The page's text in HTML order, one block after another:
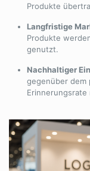
Produkte
Langfristige
Produkte
genutzt.
Nachhaltiger
gegenüber dem